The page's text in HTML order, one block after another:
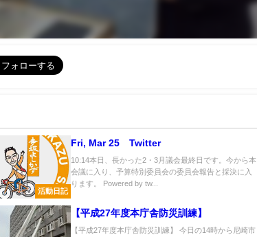
活動日記
Fri, Mar 25 Twitter
10:14本日、長かった2・3月議会最終日です。今から本
会議に入り、予算特別委員会の委員会報告と採決に入
ります。 Powered by tw...
【平成27年度本庁舎防災訓練】
【平成27年度本庁舎防災訓練】 今日の14時から尼崎市